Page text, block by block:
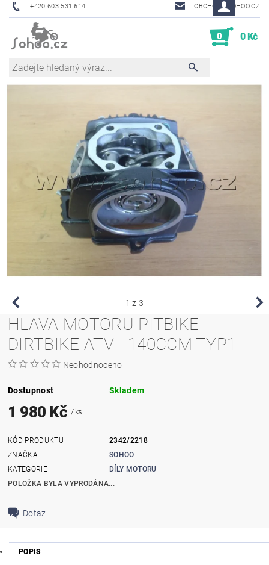
+420 603 531 614 OBCHOD@SOHOO.CZ
0 0 Kč
1 z 3
HLAVA MOTORU PITBIKE
DIRTBIKE ATV - 140CCM TYP1
Neohodnoceno
Dostupnost Skladem
1 980 Kč / ks
KÓD PRODUKTU
2342/2218
ZNAČKA
SOHOO
KATEGORIE
DÍLY MOTORU
POLOŽKA BYLA VYPRODÁNA...
Dotaz
POPIS